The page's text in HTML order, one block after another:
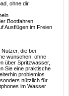
ohne dir
Bootfahren
Ausflügen im Freien
die bei
wünschen, ohne
über Spritzwasser,
Sie eine praktische
problemlos
nützlich für
im Wasser